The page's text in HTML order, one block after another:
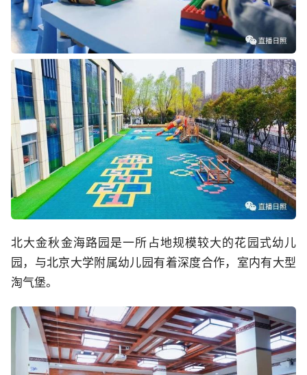
北大金秋金海路园是一所占地规模较大的花园式幼儿
园，与北京大学附属幼儿园有着深度合作，室内有大型
淘气堡。